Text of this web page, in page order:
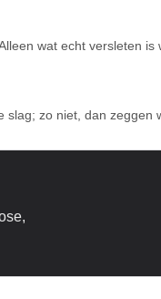
wat echt versleten is
zo niet, dan zeggen